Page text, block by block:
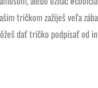
tričkom zažiješ veľa
dať tričko podpísať od